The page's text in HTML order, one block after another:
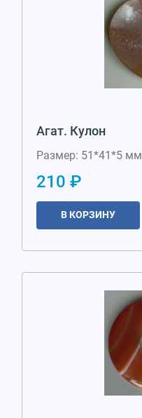
Агат. Кулон
Размер: 51*41*5 мм
210 ₽
В КОРЗИНУ